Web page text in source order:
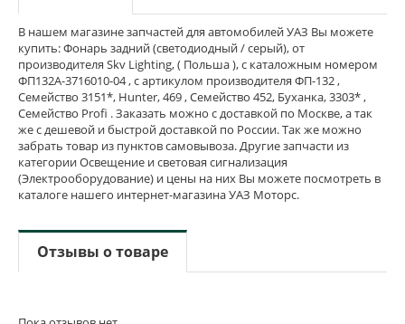
В нашем магазине запчастей для автомобилей УАЗ Вы можете
купить: Фонарь задний (светодиодный / серый), от
производителя Skv Lighting, ( Польша ), с каталожным номером
ФП132А-3716010-04 , с артикулом производителя ФП-132 ,
Семейство 3151*, Hunter, 469 , Семейство 452, Буханка, 3303* ,
Семейство Profi . Заказать можно с доставкой по Москве, а так
же с дешевой и быстрой доставкой по России. Так же можно
забрать товар из пунктов самовывоза. Другие запчасти из
категории Освещение и световая сигнализация
(Электрооборудование) и цены на них Вы можете посмотреть в
каталоге нашего интернет-магазина УАЗ Моторс.
Отзывы о товаре